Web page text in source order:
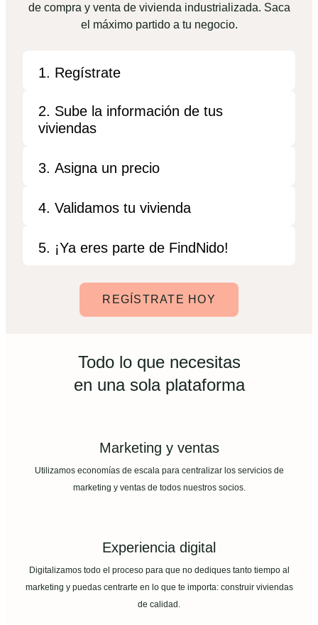
de compra y venta de vivienda industrializada. Saca
el máximo partido a tu negocio.
1. Regístrate
2. Sube la información de tus
viviendas
3. Asigna un precio
4. Validamos tu vivienda
5. ¡Ya eres parte de FindNido!
REGÍSTRATE HOY
Todo lo que necesitas
en una sola plataforma
Marketing y ventas
Utilizamos economías de escala para centralizar los servicios de
marketing y ventas de todos nuestros socios.
Experiencia digital
Digitalizamos todo el proceso para que no dediques tanto tiempo al
marketing y puedas centrarte en lo que te importa: construir viviendas
de calidad.